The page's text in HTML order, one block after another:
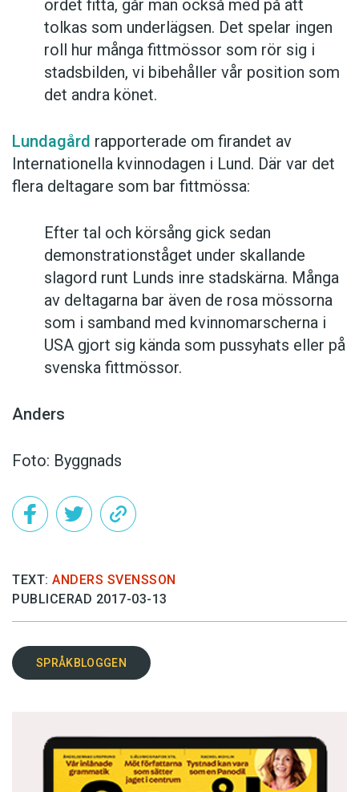
ordet fitta, går man också med på att
tolkas som underlägsen. Det spelar ingen
roll hur många fittmössor som rör sig i
stadsbilden, vi bibehåller vår position som
det andra könet.
Lundagård rapporterade om firandet av
Internationella kvinnodagen i Lund. Där var det
flera deltagare som bar fittmössa:
Efter tal och körsång gick sedan
demonstrationståget under skallande
slagord runt Lunds inre stadskärna. Många
av deltagarna bar även de rosa mössorna
som i samband med kvinnomarscherna i
USA gjort sig kända som pussyhats eller på
svenska fittmössor.
Anders
Foto: Byggnads
TEXT: ANDERS SVENSSON
PUBLICERAD 2017-03-13
SPRÅKBLOGGEN